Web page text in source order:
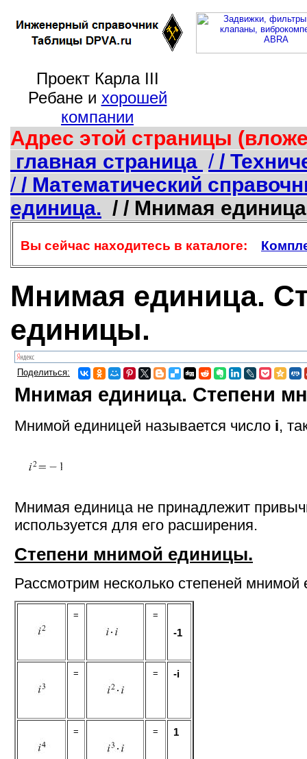
Проект Карла III
Ребане и хорошей
компании
Адрес этой страницы
главная страница //
// Математический
единица. / / Мнимая
Вы сейчас находитесь в каталоге:
Мнимая единица.
единицы.
Поделиться:
Мнимая единица. Степени
Мнимой единицей называется число i,
Мнимая единица не принадлежит
используется для его расширения.
Степени мнимой единицы.
Рассмотрим несколько степеней
= =
-1
= = -i
= = 1